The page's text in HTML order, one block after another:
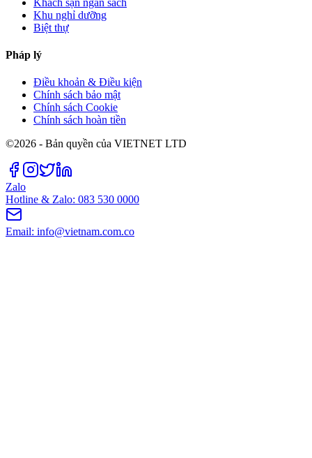
Khu nghỉ dưỡng
Biệt thự
Pháp lý
Điều khoản & Điều kiện
Chính sách bảo mật
Chính sách Cookie
Chính sách hoàn tiền
©2026 - Bản quyền của VIETNET LTD
Zalo
Hotline & Zalo: 083 530 0000
Email: info@vietnam.com.co